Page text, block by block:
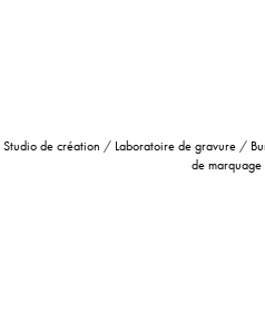
Studio de création / Laboratoire de gravure /
de